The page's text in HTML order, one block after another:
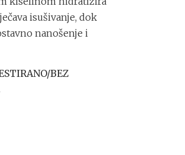
isušivanje, dok
nanošenje i
BEZ